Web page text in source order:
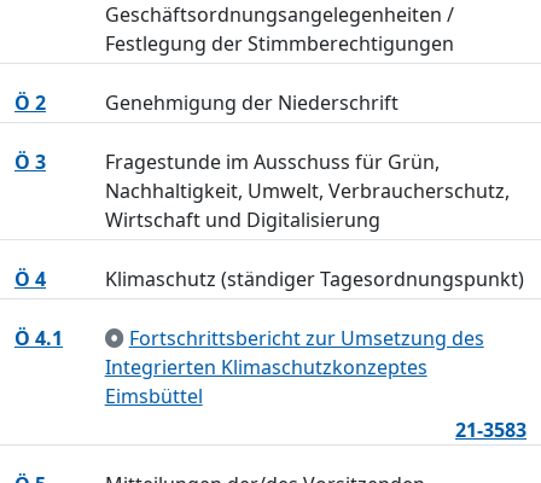
Geschäftsordnungsangelegenheiten /
Festlegung der Stimmberechtigungen
Ö 2 Genehmigung der Niederschrift
Ö 3
Fragestunde im Ausschuss für Grün,
Nachhaltigkeit, Umwelt, Verbraucherschutz,
Wirtschaft und Digitalisierung
Ö 4 Klimaschutz (ständiger Tagesordnungspunkt)
Ö 4.1
Fortschrittsbericht zur Umsetzung des
Integrierten Klimaschutzkonzeptes
Eimsbüttel
21-3583